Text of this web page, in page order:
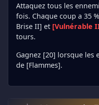
Attaquez tous les
fois. Chaque coup a 35
Brise II] et [Vulnérable
tours.
Gagnez [20] lorsque les
de [Flammes].